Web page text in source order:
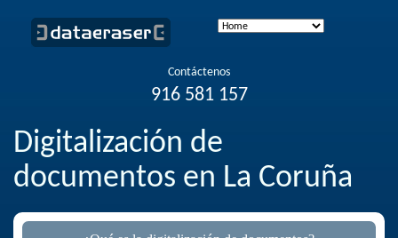
Contáctenos
916 581 157
Digitalización de
documentos en La Coruña